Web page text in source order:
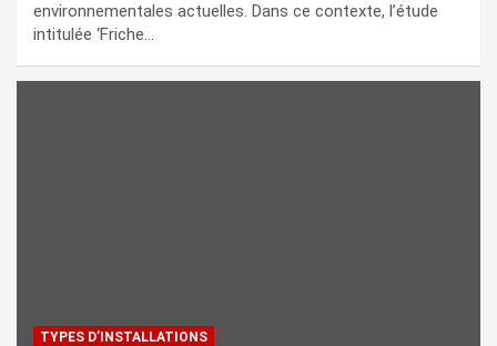
environnementales actuelles. Dans ce contexte, l’étude
intitulée ‘Friche…
TYPES D’INSTALLATIONS